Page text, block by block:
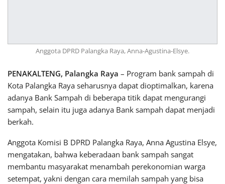
Anggota DPRD Palangka Raya, Anna-Agustina-Elsye.
PENAKALTENG, Palangka Raya – Program bank sampah di
Kota Palangka Raya seharusnya dapat dioptimalkan, karena
adanya Bank Sampah di beberapa titik dapat mengurangi
sampah, selain itu juga adanya Bank sampah dapat menjadi
berkah.
Anggota Komisi B DPRD Palangka Raya, Anna Agustina Elsye,
mengatakan, bahwa keberadaan bank sampah sangat
membantu masyarakat menambah perekonomian warga
setempat, yakni dengan cara memilah sampah yang bisa